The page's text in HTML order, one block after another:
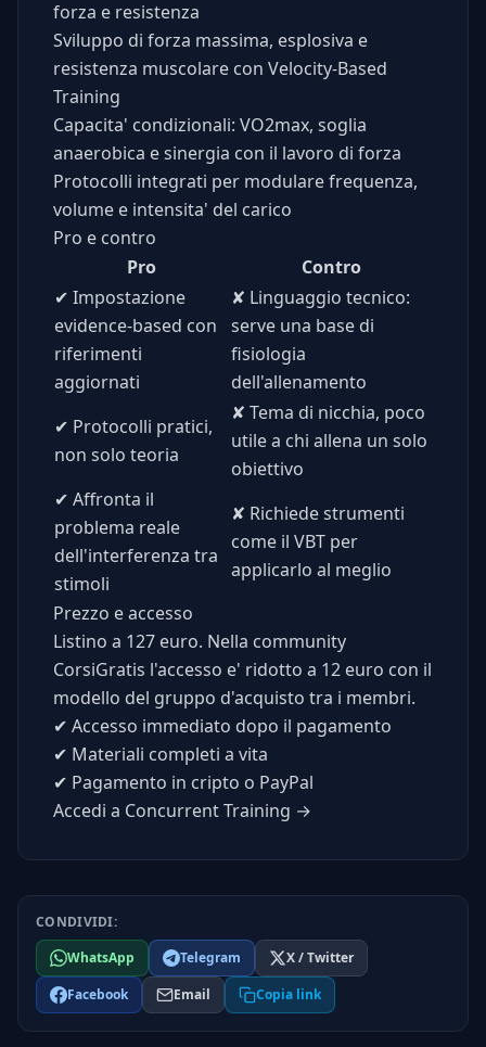
forza e resistenza
Sviluppo di forza massima, esplosiva e
resistenza muscolare con Velocity-Based
Training
Capacita' condizionali: VO2max, soglia
anaerobica e sinergia con il lavoro di forza
Protocolli integrati per modulare frequenza,
volume e intensita' del carico
Pro e contro
Pro
Contro
✔ Impostazione
evidence-based con
riferimenti
aggiornati
✘ Linguaggio tecnico:
serve una base di
fisiologia
dell'allenamento
✔ Protocolli pratici,
non solo teoria
✘ Tema di nicchia, poco
utile a chi allena un solo
obiettivo
✔ Affronta il
problema reale
dell'interferenza tra
stimoli
✘ Richiede strumenti
come il VBT per
applicarlo al meglio
Prezzo e accesso
Listino a 127 euro. Nella community
CorsiGratis l'accesso e' ridotto a 12 euro con il
modello del gruppo d'acquisto tra i membri.
✔ Accesso immediato dopo il pagamento
✔ Materiali completi a vita
✔ Pagamento in cripto o PayPal
Accedi a Concurrent Training →
CONDIVIDI:
WhatsApp
Telegram
X / Twitter
Facebook
Email Copia link